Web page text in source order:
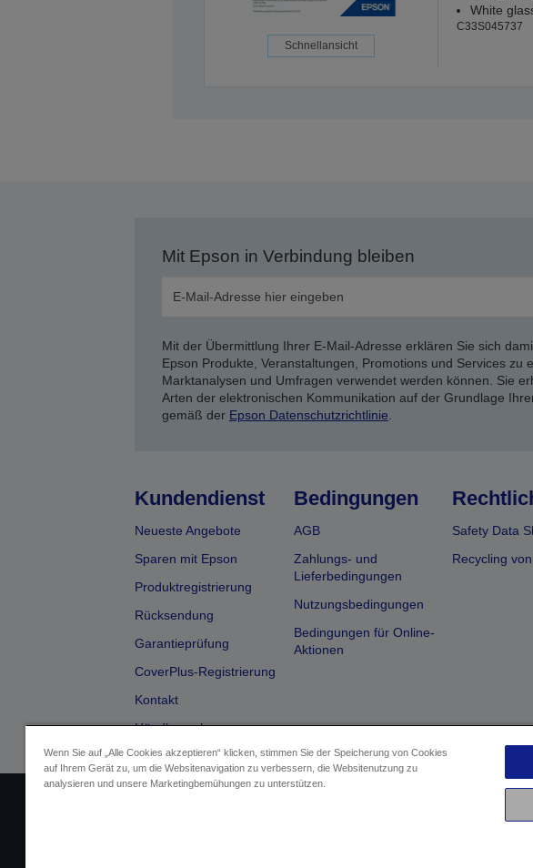
Schnellansicht
White
C33S045737
Mit Epson in Verbindung bleiben
Mit der Übermittlung Ihrer E-Mail-Adresse erklären Sie sich
Epson Produkte, Veranstaltungen, Promotions und Services zu
Marktanalysen und Umfragen verwendet werden können. Sie
Arten der elektronischen Kommunikation auf der Grundlage
gemäß der Epson Datenschutzrichtlinie
Kundendienst
Neueste Angebote
Sparen mit Epson
Produktregistrierung
Rücksendung
Garantieprüfung
CoverPlus-Registrierung
Kontakt
Händlersuche
Bedingungen
AGB
Zahlungs- und
Lieferbedingungen
Nutzungsbedingungen
Bedingungen für Online-
Aktionen
Safety Data
Recycling
Wenn Sie auf „Alle Cookies akzeptieren“ klicken, stimmen Sie der Speicherung von Cookies
auf Ihrem Gerät zu, um die Websitenavigation zu verbessern, die Websitenutzung zu
analysieren und unsere Marketingbemühungen zu unterstützen.